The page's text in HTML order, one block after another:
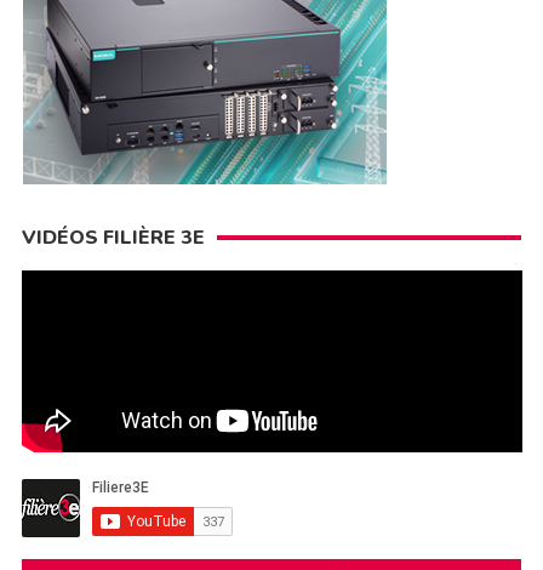
VIDÉOS FILIÈRE 3E